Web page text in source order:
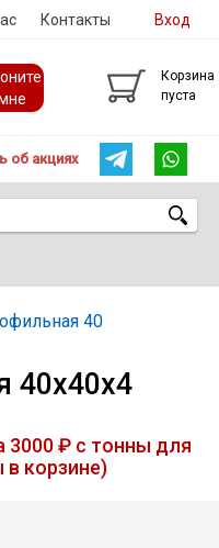
Контакты Вход
Корзина
пуста
об акциях
40
40х40х4
3000 ₽ с тонны для
в корзине)